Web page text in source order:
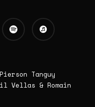
Tanguy
Vellas & Romain